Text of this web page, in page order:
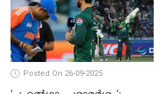
Posted On 26-09-2025